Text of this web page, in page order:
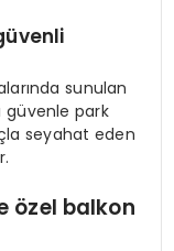
sunulan
güvenle park
seyahat eden
özel balkon